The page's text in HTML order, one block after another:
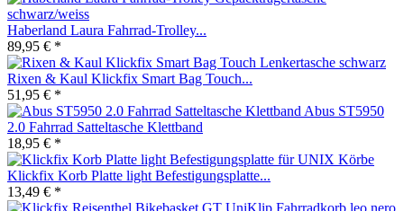
Haberland Laura Fahrrad-Trolley...
89,95 € *
Rixen & Kaul Klickfix Smart Bag Touch...
51,95 € *
Abus ST5950
2.0 Fahrrad Satteltasche Klettband
18,95 € *
Klickfix Korb Platte light Befestigungsplatte...
13,49 € *